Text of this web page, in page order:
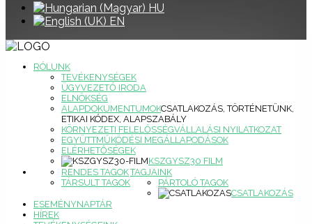
HU
EN
RÓLUNK
TEVÉKENYSÉGEK
ÜGYVEZETŐ IRODA
ELNÖKSÉG
ALAPDOKUMENTUMOKCSATLAKOZÁS, TÖRTÉNETÜNK,
ETIKAI KÓDEX, ALAPSZABÁLY
KÖRNYEZETI FELELŐSSÉGVÁLLALÁSI NYILATKOZAT
EGYÜTTMŰKÖDÉSI MEGÁLLAPODÁSOK
ELÉRHETŐSÉGEK
KSZGYSZ30 FILM
TAGJAINK
RENDES TAGOK
TÁRSULT TAGOK
PÁRTOLÓ TAGOK
CSATLAKOZÁS
ESEMÉNYNAPTÁR
HÍREK